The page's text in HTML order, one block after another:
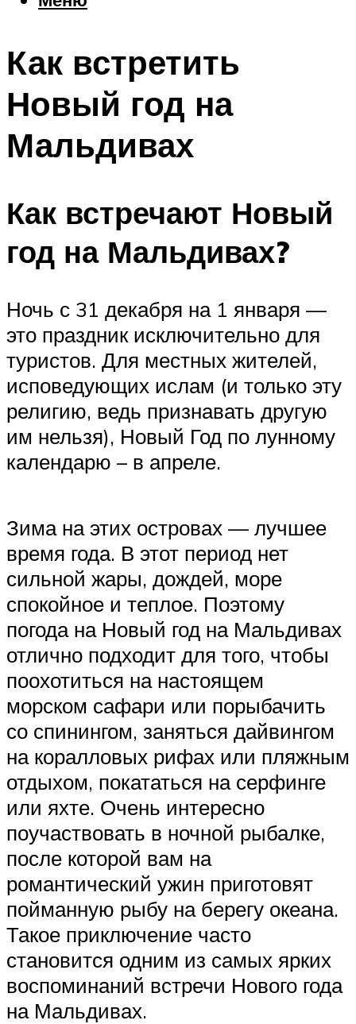
Шоппинг
Что посетить
Меню
Как встретить
Новый год на
Мальдивах
Как встречают Новый
год на Мальдивах?
Ночь с 31 декабря на 1 января —
это праздник исключительно для
туристов. Для местных жителей,
исповедующих ислам (и только эту
религию, ведь признавать другую
им нельзя), Новый Год по лунному
календарю – в апреле.
Зима на этих островах — лучшее
время года. В этот период нет
сильной жары, дождей, море
спокойное и теплое. Поэтому
погода на Новый год на Мальдивах
отлично подходит для того, чтобы
поохотиться на настоящем
морском сафари или порыбачить
со спинингом, заняться дайвингом
на коралловых рифах или пляжным
отдыхом, покататься на серфинге
или яхте. Очень интересно
поучаствовать в ночной рыбалке,
после которой вам на
романтический ужин приготовят
пойманную рыбу на берегу океана.
Такое приключение часто
становится одним из самых ярких
воспоминаний встречи Нового года
на Мальдивах.